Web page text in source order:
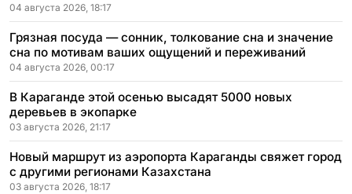
04 августа 2026, 18:17
Грязная посуда — сонник, толкование сна и значение
сна по мотивам ваших ощущений и переживаний
04 августа 2026, 00:17
В Караганде этой осенью высадят 5000 новых
деревьев в экопарке
03 августа 2026, 21:17
Новый маршрут из аэропорта Караганды свяжет город
с другими регионами Казахстана
03 августа 2026, 18:17